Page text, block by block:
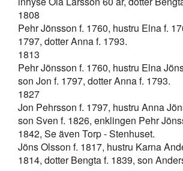
1808
Pehr Jönsson f. 1760, hustru Elna f.
1797, dotter Anna f. 1793.
1813
Pehr Jönsson f. 1760, hustru Elna
son Jon f. 1797, dotter Anna f. 1793.
1827
Jon Pehrsson f. 1797, hustru Anna
son Sven f. 1826, enklingen Pehr
1842, Se även Torp - Stenhuset.
Jöns Olsson f. 1817, hustru Karna
1814, dotter Bengta f. 1839, son